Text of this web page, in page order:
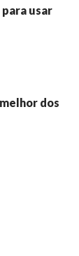
usar
dos